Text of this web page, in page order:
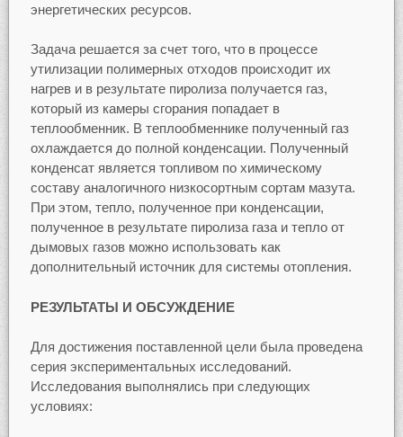
энергетических ресурсов.
Задача решается за счет того, что в процессе
утилизации полимерных отходов происходит их
нагрев и в результате пиролиза получается газ,
который из камеры сгорания попадает в
теплообменник. В теплообменнике полученный газ
охлаждается до полной конденсации. Полученный
конденсат является топливом по химическому
составу аналогичного низкосортным сортам мазута.
При этом, тепло, полученное при конденсации,
полученное в результате пиролиза газа и тепло от
дымовых газов можно использовать как
дополнительный источник для системы отопления.
РЕЗУЛЬТАТЫ И ОБСУЖДЕНИЕ
Для достижения поставленной цели была проведена
серия экспериментальных исследований.
Исследования выполнялись при следующих
условиях: